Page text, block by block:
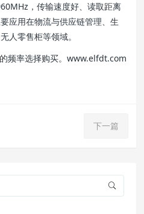
，传输速度好、读取距离
应用在物流与供应链管理、生
人零售柜等领域。
频率选择购买。www.elfdt.com
下一篇